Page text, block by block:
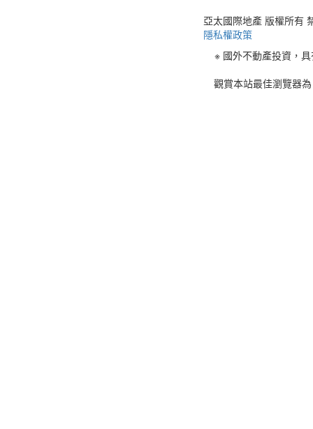
亞太國際地產 版權所有
隱私權政策
※ 國外不動產投資，
觀賞本站最佳瀏覽器